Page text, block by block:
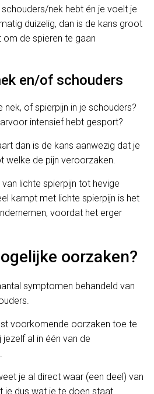
nek hebt én je voelt je
duizelig, dan is de kans groot
de spieren te gaan
en/of schouders
nek, of spierpijn in je schouders?
intensief hebt gesport?
dan is de kans aanwezig dat je
welke de pijn veroorzaken.
lichte spierpijn tot hevige
kampt met lichte spierpijn is het
voordat het erger
oorzaken?
symptomen behandeld van
voorkomende oorzaken toe te
jezelf al in één van de
je al direct waar (een deel) van
je dus wat je te doen staat.